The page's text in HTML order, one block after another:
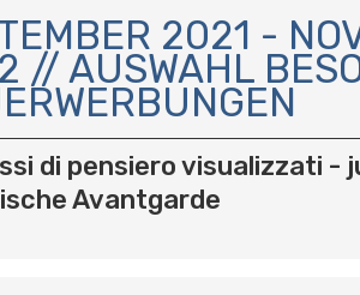
2021 -
// AUSWAHL
di pensiero visualizzati -
Avantgarde